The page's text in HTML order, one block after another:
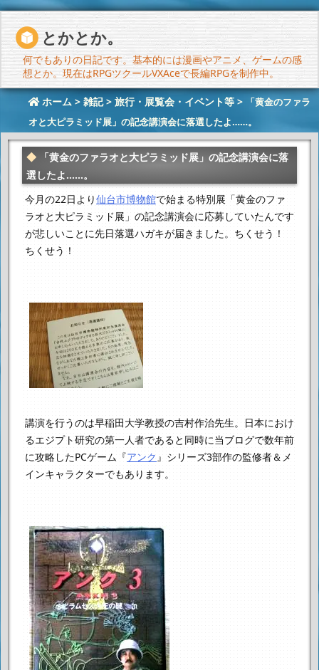
とかとか。
何でもありの日記です。基本的には漫画やアニメ、ゲームの感
想とか。現在はRPGツクールVXAceで長編RPGを制作中。
ホーム > 雑記> 旅行・展覧会・イベント等 >
「黄金のファラ
オと大ピラミッド展」の記念講演会に落選したよ……。
「黄金のファラオと大ピラミッド展」の記念講演会に落
選したよ……。
今月の22日より仙台市博物館で始まる特別展 「黄金のファ
ラオと大ピラミッド展」の記念講演会に応募していたんです
が悲しいことに先日落選ハガキが届きました。ちくせう！
ちくせう！
講演を行うのは早稲田大学教授の吉村作治先生。 日本におけ
るエジプト研究の第一人者であると同時に当ブログで数年前
に攻略したPCゲーム『アンク』シリーズ3部作の監修者＆メ
インキャラクターでもあります。